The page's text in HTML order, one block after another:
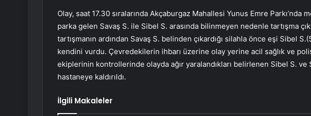
Olay, saat 17.30 sıralarında Akçaburgaz Mahallesi Yunus Emre Parkı’nda
parka gelen Savaş S. ile Sibel S. arasında bilinmeyen nedenle tartışma
tartışmanın ardından Savaş S. belinden çıkardığı silahla önce eşi Sibel
kendini vurdu. Çevredekilerin ihbarı üzerine olay yerine acil sağlık ve
ekiplerinin kontrollerinde olayda ağır yaralandıkları belirlenen Sibel S. ve
hastaneye kaldırıldı.
İlgili Makaleler